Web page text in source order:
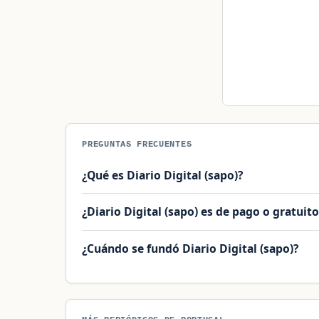
PREGUNTAS FRECUENTES
¿Qué es Diario Digital (sapo)?
¿Diario Digital (sapo) es de pago o
¿Cuándo se fundó Diario Digital (sapo)?